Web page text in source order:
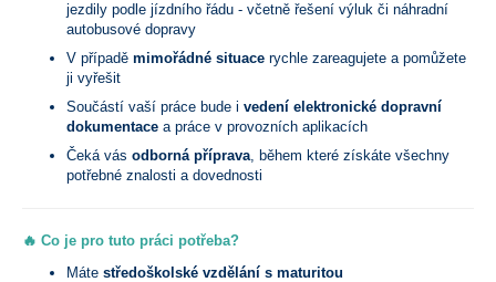
jezdily podle jízdního řádu - včetně řešení výluk či náhradní
autobusové dopravy
V případě mimořádné situace rychle zareagujete a pomůžete
ji vyřešit
Součástí vaší práce bude i vedení elektronické dopravní
dokumentace a práce v provozních aplikacích
Čeká vás odborná příprava, během které získáte všechny
potřebné znalosti a dovednosti
🔥 Co je pro tuto práci potřeba?
Máte středoškolské vzdělání s maturitou